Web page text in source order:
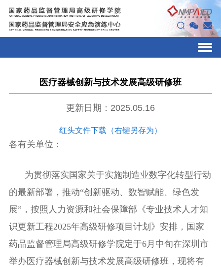
医疗器械创新与技术发展高级研修班
更新日期：2025.05.16
红头文件下载（右键另存为）
各有关单位：
为贯彻落实 国家关于实施制造业数字化转型行动
的最新部署， 推动“创新驱动、数智赋能、绿色发
展” ， 按照人力资源和社会保障部 《专业技术人才知
识更新工程2025年高级研修项目计划 》 安排，国家
药品监督管理局高级研修学院定于6月 中旬在深圳 市
举办医疗器械创新与技术发展高级研修班，现将有